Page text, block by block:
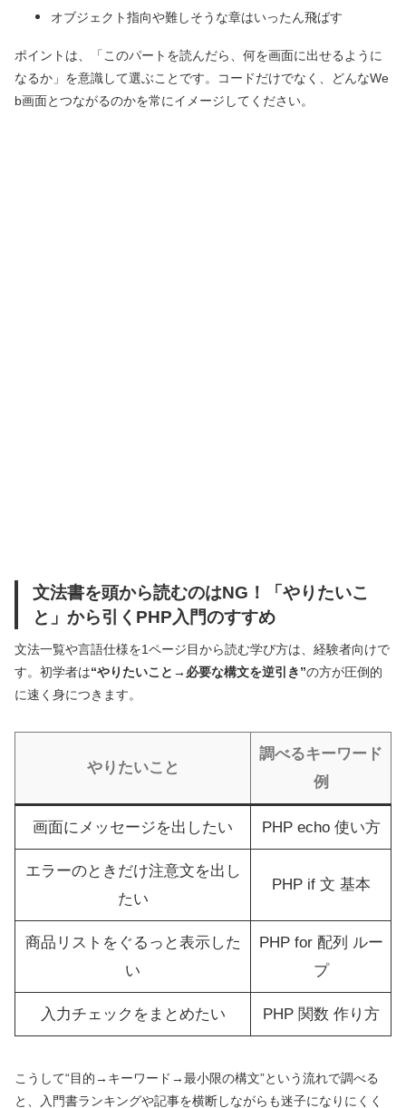
オブジェクト指向や難しそうな章はいったん飛ばす
ポイントは、「このパートを読んだら、何を画面に出せるように
なるか」を意識して選ぶことです。コードだけでなく、どんなWe
b画面とつながるのかを常にイメージしてください。
文法書を頭から読むのはNG！「やりたいこ
と」から引くPHP入門のすすめ
文法一覧や言語仕様を1ページ目から読む学び方は、経験者向けで
す。初学者は“やりたいこと→必要な構文を逆引き”の方が圧倒的
に速く身につきます。
やりたいこと
調べるキーワード
例
画面にメッセージを出したい PHP echo 使い方
エラーのときだけ注意文を出し
たい
PHP if 文 基本
商品リストをぐるっと表示した
い
PHP for 配列 ルー
プ
入力チェックをまとめたい PHP 関数 作り方
こうして“目的→キーワード→最小限の構文”という流れで調べる
と、入門書ランキングや記事を横断しながらも迷子になりにくく